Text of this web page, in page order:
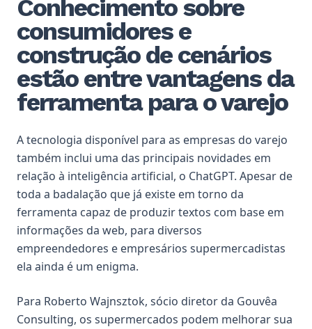
Conhecimento sobre
consumidores e
construção de cenários
estão entre vantagens da
ferramenta para o varejo
A tecnologia disponível para as empresas do varejo
também inclui uma das principais novidades em
relação à inteligência artificial, o ChatGPT. Apesar de
toda a badalação que já existe em torno da
ferramenta capaz de produzir textos com base em
informações da web, para diversos
empreendedores e empresários supermercadistas
ela ainda é um enigma.
Para Roberto Wajnsztok, sócio diretor da Gouvêa
Consulting, os supermercados podem melhorar sua